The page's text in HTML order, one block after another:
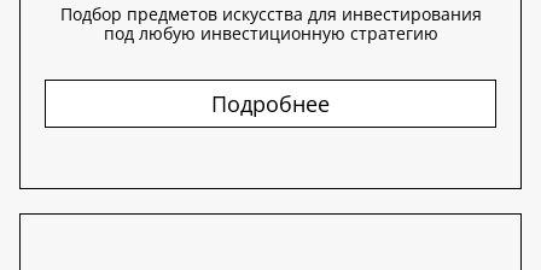
Подбор предметов искусства для инвестирования
под любую инвестиционную стратегию
Подробнее